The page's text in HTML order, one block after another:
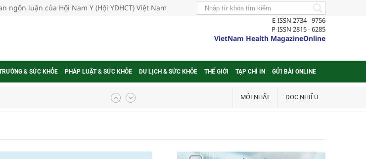
ngôn luận của Hội Nam Y (Hội YDHCT) Việt Nam
E-ISSN 2734 - 9756
P-ISSN 2815 - 6285
VietNam Health MagazineOnline
& SỨC KHỎE PHÁP LUẬT & SỨC KHỎE DU LỊCH & SỨC KHỎE THẾ GIỚI TẠP CHÍ IN GỬI BÀI ONLINE
MỚI NHẤT ĐỌC NHIỀU